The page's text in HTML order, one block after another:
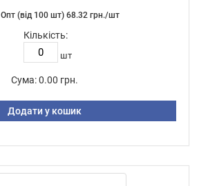
Опт (від 100 шт) 68.32 грн./шт
Кількість:
шт
Сума: 0.00 грн.
Додати у кошик